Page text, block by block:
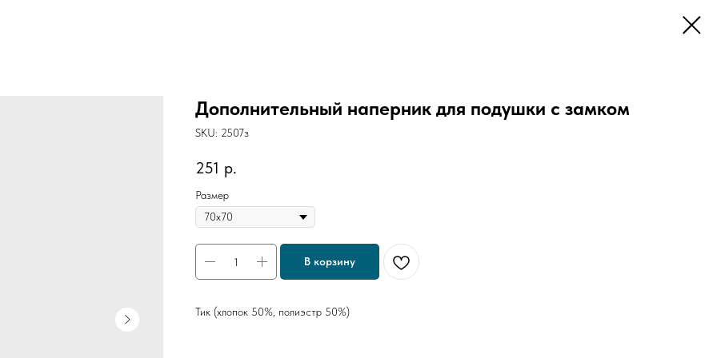
Дополнительный наперник для подушки с замком
SKU: 2507з
251 р.
Размер
В корзину
Тик (хлопок 50%, полиэстр 50%)